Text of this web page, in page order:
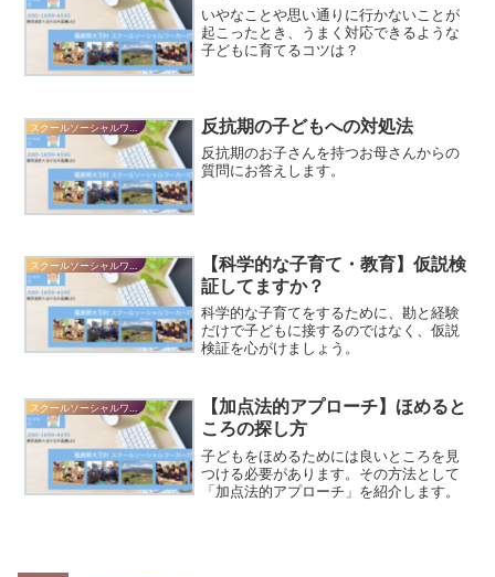
いやなことや思い通りに行かないことが
起こったとき、うまく対応できるような
子どもに育てるコツは？
反抗期の子どもへの対処法
反抗期のお子さんを持つお母さんからの
質問にお答えします。
【科学的な子育て・教育】仮説検
証してますか？
科学的な子育てをするために、勘と経験
だけで子どもに接するのではなく、仮説
検証を心がけましょう。
スクールソーシャルワーカーだより
【加点法的アプローチ】ほめると
ころの探し方
子どもをほめるためには良いところを見
つける必要があります。その方法として
「加点法的アプローチ」を紹介します。